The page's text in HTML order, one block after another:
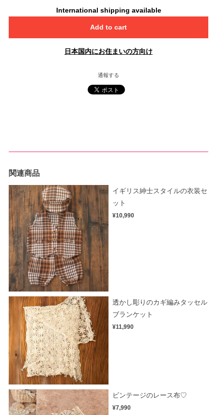
International shipping available
Add to cart
日本国内にお住まいの方向け
通報する
関連商品
イギリス紳士スタイルの衣装セ
ット
¥10,990
透かし彫りのカギ編みタッセル
ブランケット
¥11,990
ビンテージのレース布♡
¥7,990